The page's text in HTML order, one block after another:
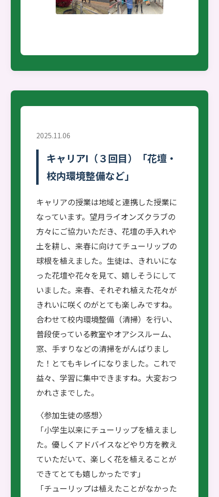
2025.11.06
キャリアⅠ（３回目）「花壇・
校内環境整備など」
キャリアの授業は地域と連携した授業に
なっています。望月ライオンズクラブの
方々にご協力いただき、花壇の手入れや
土を耕し、来春に向けてチューリップの
球根を植えました。生徒は、きれいにな
った花壇や花々を見て、嬉しそうにして
いました。来春、それぞれ植えた花々が
きれいに咲くのがとても楽しみですね。
合わせて校内環境整備（清掃）を行い、
普段使っている教室やオアシスルーム、
窓、手すりなどの清掃をがんばりまし
た！とてもキレイになりました。これで
益々、学習に集中できますね。大変おつ
かれさまでした。
〈参加生徒の感想〉
「小学生以来にチューリップを植えまし
た。優しくアドバイスなどやり方を教え
ていただいて、楽しく花を植えることが
できてとても嬉しかったです」
「チューリップは植えたことがなかった